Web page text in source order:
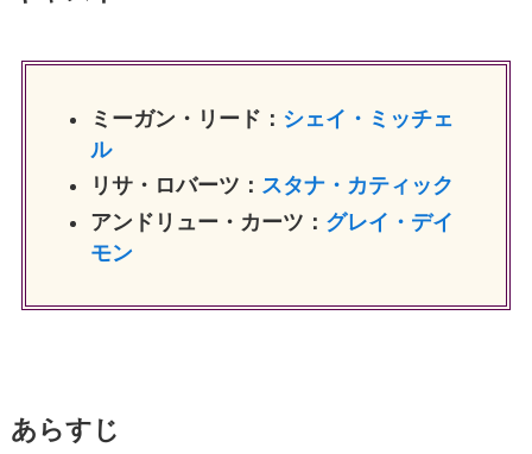
ミーガン・リード： シェイ・ミッチェ
ル
リサ・ロバーツ： スタナ・カティック
アンドリュー・カーツ： グレイ・デイ
モン
あらすじ